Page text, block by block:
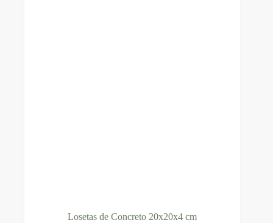
Losetas de Concreto 20x20x4 cm